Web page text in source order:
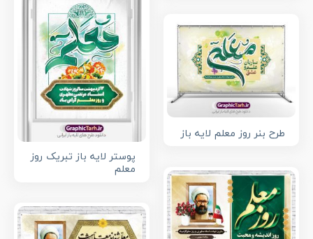
پوستر لایه باز تبریک روز
معلم
طرح بنر روز معلم لایه باز